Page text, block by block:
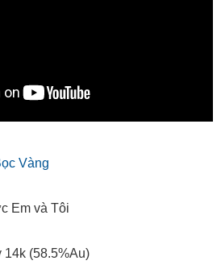
Vàng
Em và Tôi
14k (58.5%Au)